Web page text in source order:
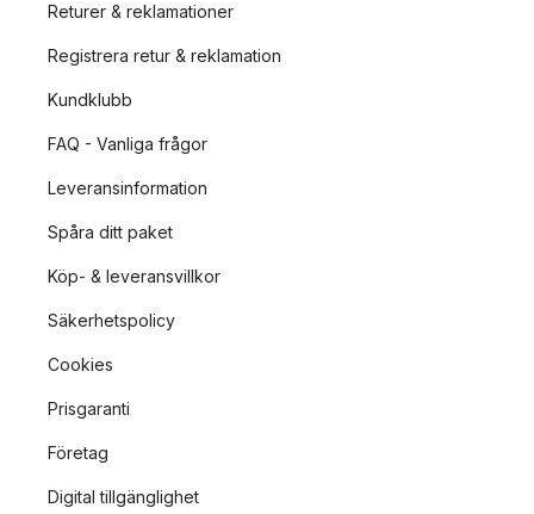
Returer & reklamationer
Registrera retur & reklamation
Kundklubb
FAQ - Vanliga frågor
Leveransinformation
Spåra ditt paket
Köp- & leveransvillkor
Säkerhetspolicy
Cookies
Prisgaranti
Företag
Digital tillgänglighet